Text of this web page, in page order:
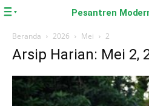
Pesantren
Beranda 2026 Mei 2
Arsip Harian: Mei 2,